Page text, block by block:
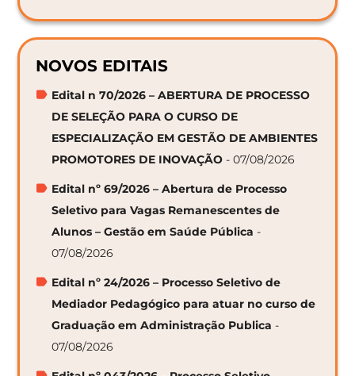
NOVOS EDITAIS
Edital n 70/2026 – ABERTURA DE PROCESSO
DE SELEÇÃO PARA O CURSO DE
ESPECIALIZAÇÃO EM GESTÃO DE AMBIENTES
PROMOTORES DE INOVAÇÃO - 07/08/2026
Edital nº 69/2026 – Abertura de Processo
Seletivo para Vagas Remanescentes de
Alunos – Gestão em Saúde Pública -
07/08/2026
Edital nº 24/2026 – Processo Seletivo de
Mediador Pedagógico para atuar no curso de
Graduação em Administração Publica -
07/08/2026